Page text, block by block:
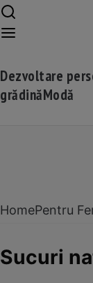
Dezvoltare
grădinăModă
HomePentru
Sucuri